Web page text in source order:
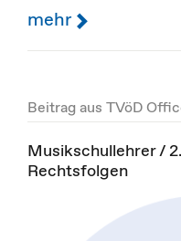
mehr
Beitrag aus TVöD
Musikschullehrer /
Rechtsfolgen